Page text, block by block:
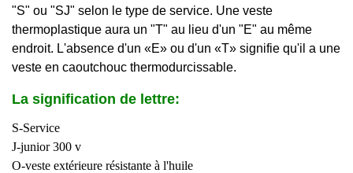
"S" ou "SJ" selon le type de service. Une veste
thermoplastique aura un "T" au lieu d'un "E" au même
endroit. L'absence d'un «E» ou d'un «T» signifie qu'il a une
veste en caoutchouc thermodurcissable.
La signification de lettre:
S-Service
J-junior 300 v
O-veste extérieure résistante à l'huile